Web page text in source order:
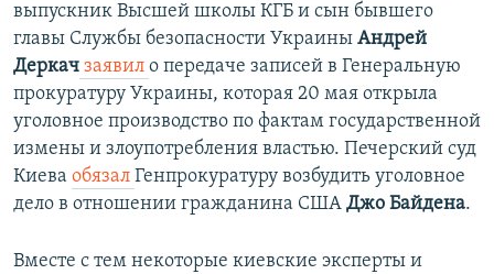
выпускник Высшей школы КГБ и сын бывшего
главы Службы безопасности Украины Андрей
Деркач заявил о передаче записей в Генеральную
прокуратуру Украины, которая 20 мая открыла
уголовное производство по фактам государственной
измены и злоупотребления властью. Печерский суд
Киева обязал Генпрокуратуру возбудить уголовное
дело в отношении гражданина США Джо Байдена.
Вместе с тем некоторые киевские эксперты и